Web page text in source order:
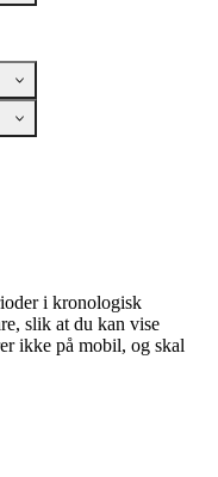
i kronologisk
slik at du kan vise
ikke på mobil, og skal